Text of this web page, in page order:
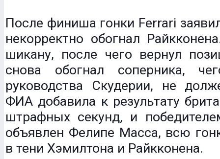
После финиша гонки Ferrari
некорректно обогнал
шикану, после чего вернул
снова обогнал соперника,
руководства Скудерии, не
ФИА добавила к результату
штрафных секунд, и
объявлен Фелипе Масса, всю
в тени Хэмилтона и Райкконена.